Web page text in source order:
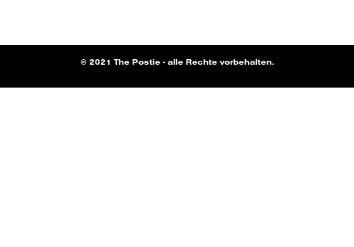
© 2021 The Postie - alle Rechte vorbehalten.